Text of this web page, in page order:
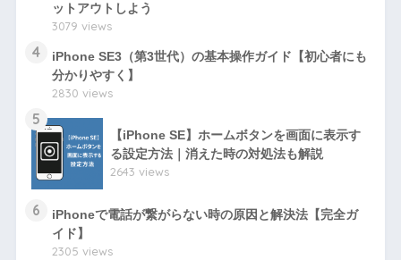
ットアウトしよう
3079 views
4
iPhone SE3（第3世代）の基本操作ガイド【初心者にも
分かりやすく】
2830 views
5
【iPhone SE】ホームボタンを画面に表示す
る設定方法｜消えた時の対処法も解説
2643 views
6
iPhoneで電話が繋がらない時の原因と解決法【完全ガ
イド】
2305 views